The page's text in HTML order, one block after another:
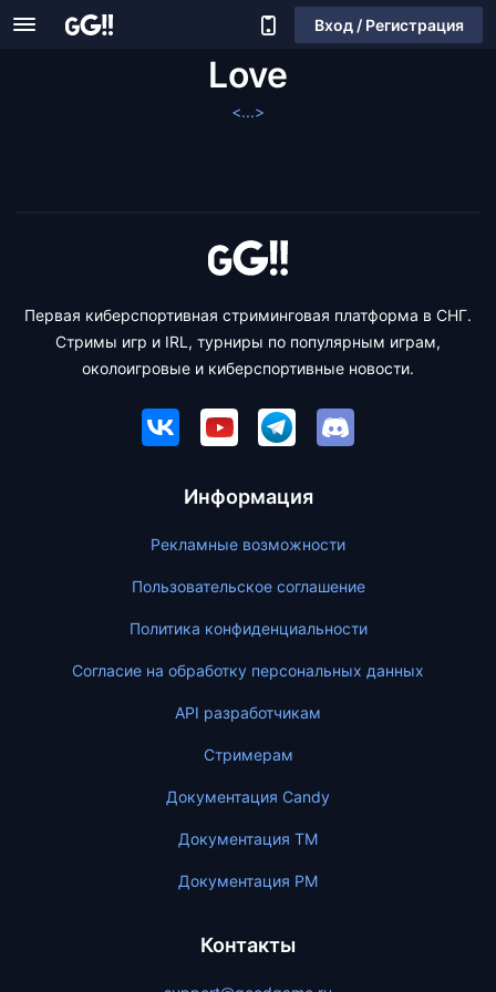
Вход / Регистрация
Love
<...>
Первая киберспортивная стриминговая платформа в СНГ.
Стримы игр и IRL, турниры по популярным играм,
околоигровые и киберспортивные новости.
Информация
Рекламные возможности
Пользовательское соглашение
Политика конфиденциальности
Согласие на обработку персональных данных
API разработчикам
Стримерам
Документация Candy
Документация ТМ
Документация PM
Контакты